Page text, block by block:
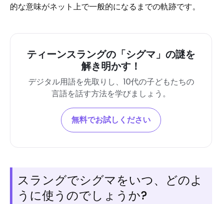
的な意味がネット上で一般的になるまでの軌跡です。
ティーンスラングの「シグマ」の謎を
解き明かす！
デジタル用語を先取りし、10代の子どもたちの
言語を話す方法を学びましょう。
無料でお試しください
スラングでシグマをいつ、どのよ
うに使うのでしょうか?